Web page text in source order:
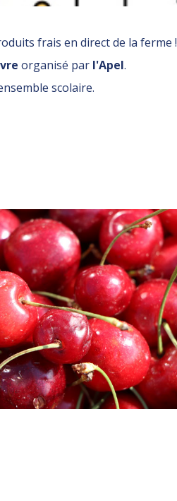
frais en direct de la ferme !
organisé par l'Apel.
scolaire.